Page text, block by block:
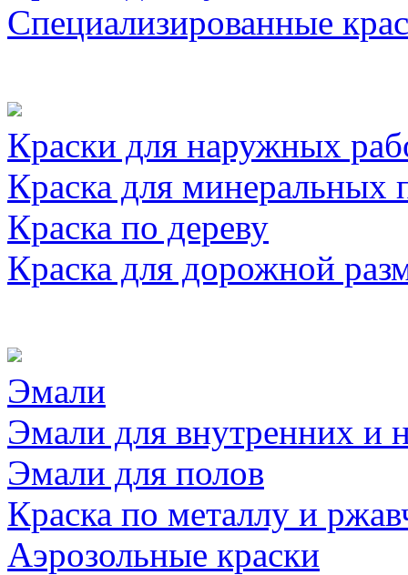
Специализированные
Краски для наружных
Краска для минеральных
Краска по дереву
Краска для дорожной
Эмали
Эмали для внутренних и
Эмали для полов
Краска по металлу и
Аэрозольные краски